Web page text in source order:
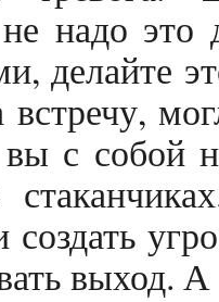
надо это
делайте
с собой
создать
выход.